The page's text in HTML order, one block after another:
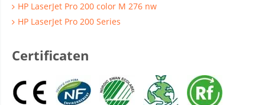
HP LaserJet Pro 200 color M 276 nw
HP LaserJet Pro 200 Series
Certificaten